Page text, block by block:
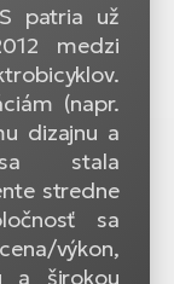
patria už
medzi
(napr.
dizajnu a
stala
stredne
sa
výkon,
a širokou